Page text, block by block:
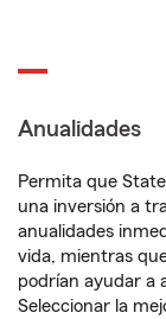
Anualidades
Permita que
una inversión a
anualidades
vida, mientras
podrían ayudar a
Seleccionar la